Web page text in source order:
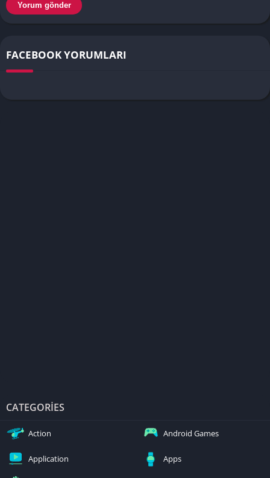
FACEBOOK YORUMLARI
CATEGORIES
Action Android Games
Application Apps